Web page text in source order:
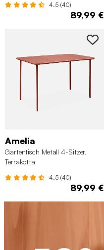
4.5 (40)
89,99 €
Amelia
Gartentisch Metall 4-Sitzer,
Terrakotta
4.5 (40)
89,99 €